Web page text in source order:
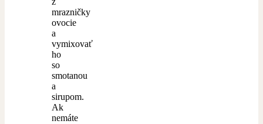
mrazničky
ovocie
a
vymixovať
ho
so
smotanou
a
sirupom.
Ak
nemáte